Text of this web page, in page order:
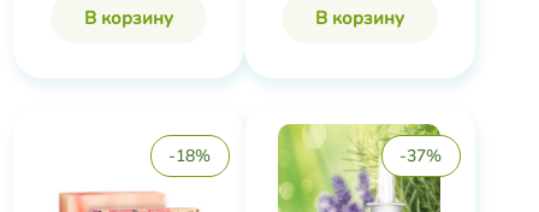
В корзину В корзину
-18% -37%